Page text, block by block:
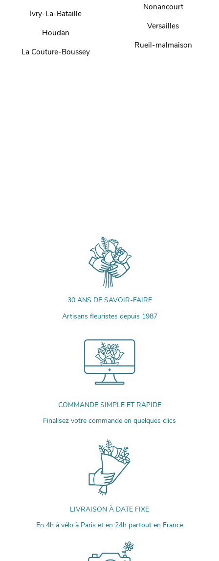
Ivry-La-Bataille
Houdan
La Couture-Boussey
Nonancourt
Versailles
Rueil-malmaison
30 ANS DE SAVOIR-FAIRE
Artisans fleuristes depuis 1987
COMMANDE SIMPLE ET RAPIDE
Finalisez votre commande en quelques clics
LIVRAISON À DATE FIXE
En 4h à vélo à Paris et en 24h partout en France